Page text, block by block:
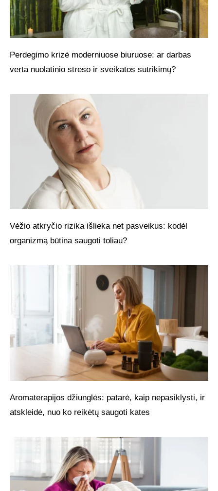
Perdegimo krizė moderniuose biuruose: ar darbas
verta nuolatinio streso ir sveikatos sutrikimų?
Vėžio atkryčio rizika išlieka net pasveikus: kodėl
organizmą būtina saugoti toliau?
Aromaterapijos džiunglės: patarė, kaip nepasiklysti, ir
atskleidė, nuo ko reikėtų saugoti kates